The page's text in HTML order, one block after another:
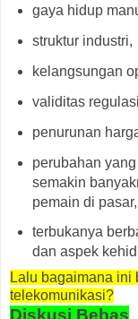
gaya hidup
struktur industri,
kelangsungan
validitas
penurunan
perubahan
semakin
pemain di pasar,
terbukanya
dan aspek
Lalu bagaimana ini
telekomunikasi?
Diskusi Bebas